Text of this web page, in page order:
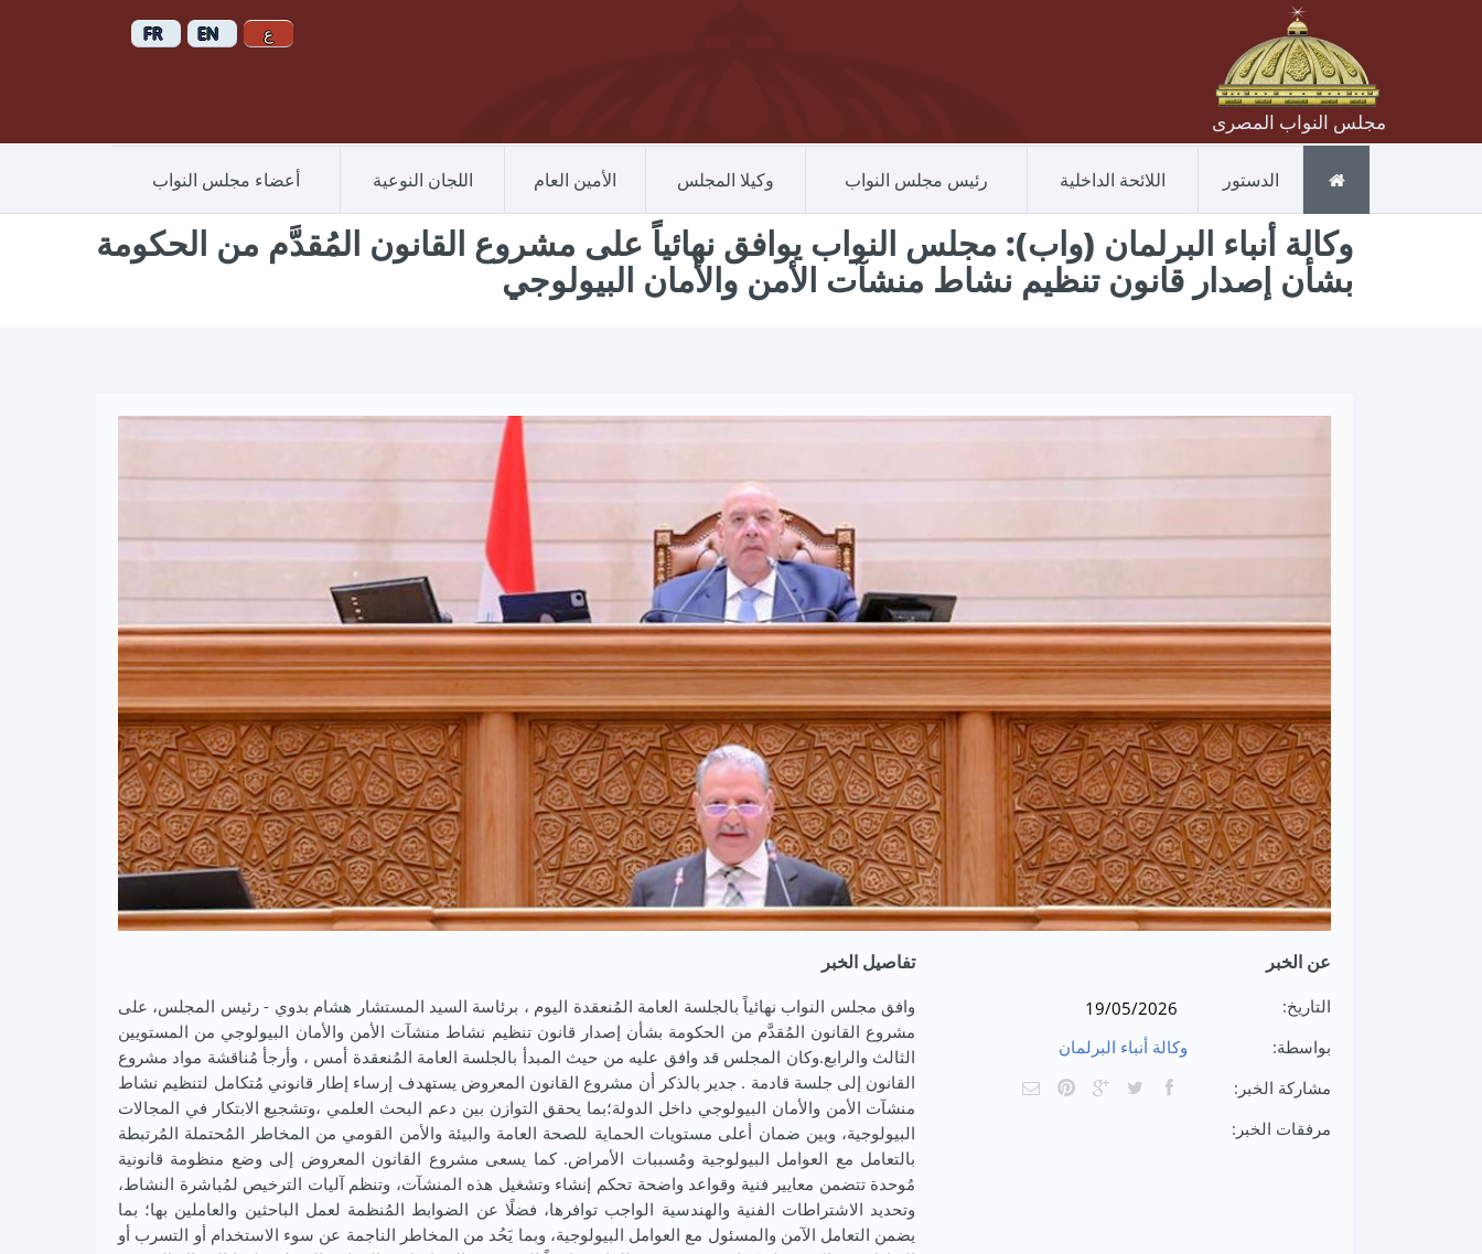
مجلس النواب المصرى
الدستور اللائحة الداخلية رئيس مجلس النواب وكيلا المجلس الأمين العام اللجان النوعية أعضاء مجلس النواب
وكالة أنباء البرلمان (واب): مجلس النواب يوافق نهائياً على مشروع القانون المُقدَّم من الحكومة
بشأن إصدار قانون تنظيم نشاط منشآت الأمن والأمان البيولوجي
عن الخبر
التاريخ:
19/05/2026
بواسطة:
وكالة أنباء البرلمان
مشاركة الخبر:
مرفقات الخبر:
تفاصيل الخبر
وافق مجلس النواب نهائياً بالجلسة العامة المُنعقدة اليوم ، برئاسة السيد المستشار هشام بدوي - رئيس المجلس، على
مشروع القانون المُقدَّم من الحكومة بشأن إصدار قانون تنظيم نشاط منشآت الأمن والأمان البيولوجي من المستويين
الثالث والرابع.وكان المجلس قد وافق عليه من حيث المبدأ بالجلسة العامة المُنعقدة أمس ، وأرجأ مُناقشة مواد مشروع
القانون إلى جلسة قادمة . جدير بالذكر أن مشروع القانون المعروض يستهدف إرساء إطار قانوني مُتكامل لتنظيم نشاط
منشآت الأمن والأمان البيولوجي داخل الدولة؛بما يحقق التوازن بين دعم البحث العلمي ،وتشجيع الابتكار في المجالات
البيولوجية، وبين ضمان أعلى مستويات الحماية للصحة العامة والبيئة والأمن القومي من المخاطر المُحتملة المُرتبطة
بالتعامل مع العوامل البيولوجية ومُسببات الأمراض. كما يسعى مشروع القانون المعروض إلى وضع منظومة قانونية
مُوحدة تتضمن معايير فنية وقواعد واضحة تحكم إنشاء وتشغيل هذه المنشآت، وتنظم آليات الترخيص لمُباشرة النشاط،
وتحديد الاشتراطات الفنية والهندسية الواجب توافرها، فضلًا عن الضوابط المُنظمة لعمل الباحثين والعاملين بها؛ بما
يضمن التعامل الآمن والمسئول مع العوامل البيولوجية، وبما يَحُد من المخاطر الناجمة عن سوء الاستخدام أو التسرب أو